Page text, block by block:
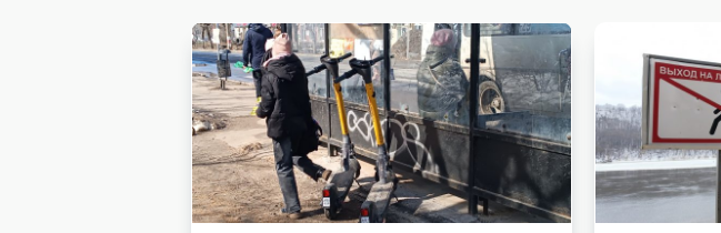
screen-
reader-
text">Page</span>